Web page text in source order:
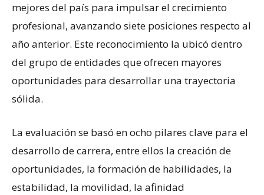
mejores del país para impulsar el crecimiento
profesional, avanzando siete posiciones respecto al
año anterior. Este reconocimiento la ubicó dentro
del grupo de entidades que ofrecen mayores
oportunidades para desarrollar una trayectoria
sólida.
La evaluación se basó en ocho pilares clave para el
desarrollo de carrera, entre ellos la creación de
oportunidades, la formación de habilidades, la
estabilidad, la movilidad, la afinidad